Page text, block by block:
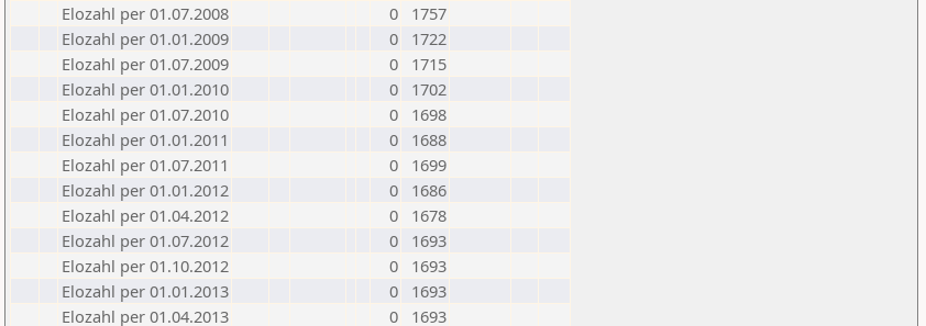
Elozahl per 01.07.2008
0
1757
Elozahl per 01.01.2009
0
1722
Elozahl per 01.07.2009
0
1715
Elozahl per 01.01.2010
0
1702
Elozahl per 01.07.2010
0
1698
Elozahl per 01.01.2011
0
1688
Elozahl per 01.07.2011
0
1699
Elozahl per 01.01.2012
0
1686
Elozahl per 01.04.2012
0
1678
Elozahl per 01.07.2012
0
1693
Elozahl per 01.10.2012
0
1693
Elozahl per 01.01.2013
0
1693
Elozahl per 01.04.2013
0
1693